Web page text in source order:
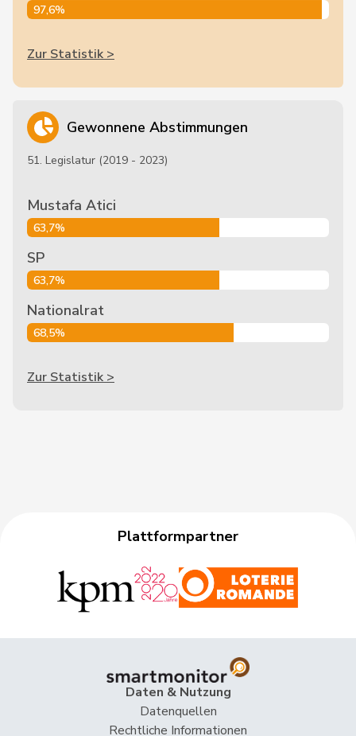
97,6%
Zur Statistik >
Gewonnene Abstimmungen
51. Legislatur (2019 - 2023)
Mustafa Atici
63,7%
SP
63,7%
Nationalrat
68,5%
Zur Statistik >
Plattformpartner
Daten & Nutzung
Datenquellen
Rechtliche Informationen